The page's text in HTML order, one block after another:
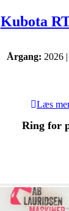
Kubota
Årgang: 2026 |
Læs
Ring for